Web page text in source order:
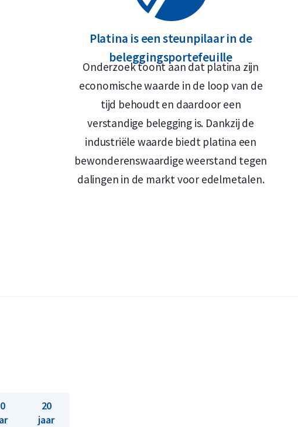
Platina is een steunpilaar in de
beleggingsportefeuille
Onderzoek toont aan dat platina zijn
economische waarde in de loop van de
tijd behoudt en daardoor een
verstandige belegging is. Dankzij de
industriële waarde biedt platina een
bewonderenswaardige weerstand tegen
dalingen in de markt voor edelmetalen.
20
jaar